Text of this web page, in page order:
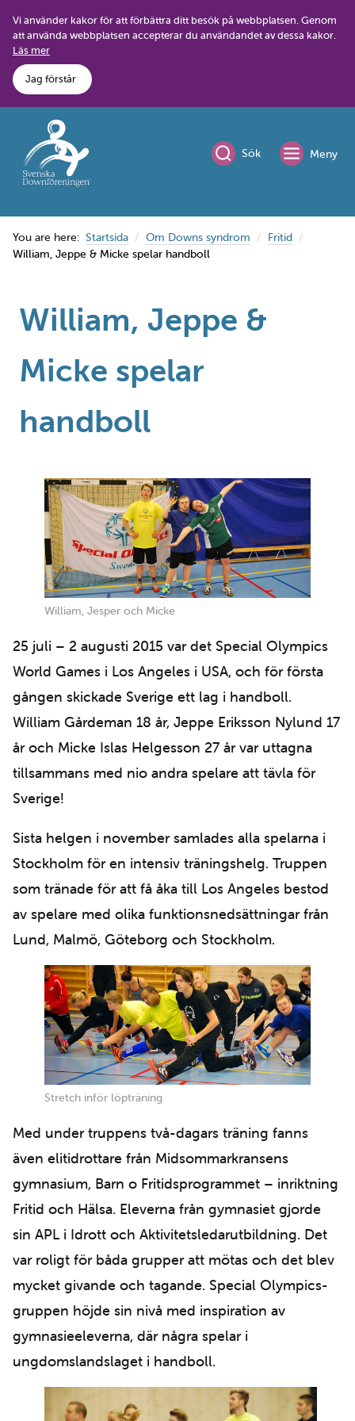
content
Vi använder kakor för att förbättra ditt besök på webbplatsen. Genom
att använda webbplatsen accepterar du användandet av dessa kakor.
Läs mer
Jag förstår
Sök Meny
You are here: Startsida Om Downs syndrom
Fritid
William, Jeppe & Micke spelar handboll
William, Jeppe &
Micke spelar
handboll
William, Jesper och Micke
25 juli – 2 augusti 2015 var det Special Olympics
World Games i Los Angeles i USA, och för första
gången skickade Sverige ett lag i handboll.
William Gårdeman 18 år, Jeppe Eriksson Nylund 17
år och Micke Islas Helgesson 27 år var uttagna
tillsammans med nio andra spelare att tävla för
Sverige!
Sista helgen i november samlades alla spelarna i
Stockholm för en intensiv träningshelg. Truppen
som tränade för att få åka till Los Angeles bestod
av spelare med olika funktionsnedsättningar från
Lund, Malmö, Göteborg och Stockholm.
Stretch inför löpträning
Med under truppens två-dagars träning fanns
även elitidrottare från Midsommarkransens
gymnasium, Barn o Fritidsprogrammet – inriktning
Fritid och Hälsa. Eleverna från gymnasiet gjorde
sin APL i Idrott och Aktivitetsledarutbildning. Det
var roligt för båda grupper att mötas och det blev
mycket givande och tagande. Special Olympics-
gruppen höjde sin nivå med inspiration av
gymnasieeleverna, där några spelar i
ungdomslandslaget i handboll.